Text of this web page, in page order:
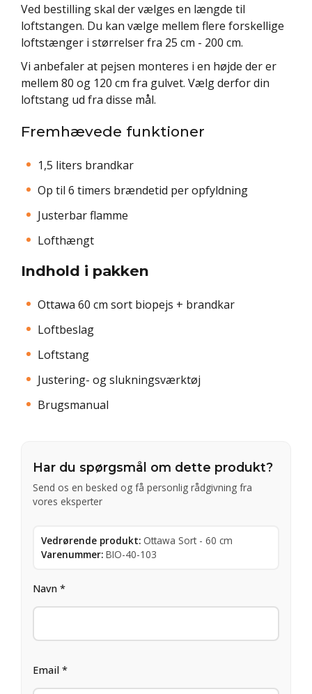
Ved bestilling skal der vælges en længde til
loftstangen. Du kan vælge mellem flere forskellige
loftstænger i størrelser fra 25 cm - 200 cm.
Vi anbefaler at pejsen monteres i en højde der er
mellem 80 og 120 cm fra gulvet. Vælg derfor din
loftstang ud fra disse mål.
Fremhævede funktioner
1,5 liters brandkar
Op til 6 timers brændetid per opfyldning
Justerbar flamme
Lofthængt
Indhold i pakken
Ottawa 60 cm sort biopejs + brandkar
Loftbeslag
Loftstang
Justering- og slukningsværktøj
Brugsmanual
Har du spørgsmål om dette produkt?
Send os en besked og få personlig rådgivning fra
vores eksperter
Vedrørende produkt: Ottawa Sort - 60 cm
Varenummer: BIO-40-103
Navn *
Email *